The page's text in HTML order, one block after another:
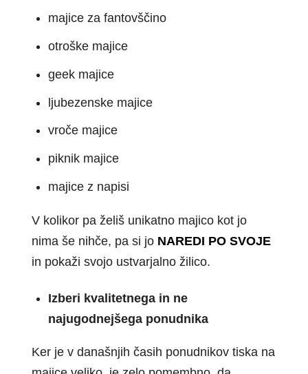
majice za fantovščino
otroške majice
geek majice
ljubezenske majice
vroče majice
piknik majice
majice z napisi
V kolikor pa želiš unikatno majico kot jo
nima še nihče, pa si jo NAREDI PO SVOJE
in pokaži svojo ustvarjalno žilico.
Izberi kvalitetnega in ne
najugodnejšega ponudnika
Ker je v današnjih časih ponudnikov tiska na